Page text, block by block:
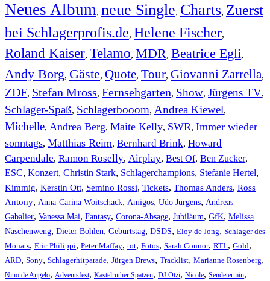
Neues Album, neue Single, Charts, Zuerst
bei Schlagerprofis.de, Helene Fischer,
Roland Kaiser, Telamo, MDR, Beatrice Egli,
Andy Borg, Gäste, Quote, Tour, Giovanni Zarrella,
ZDF, Stefan Mross, Fernsehgarten, Show, Jürgens TV,
Schlager-Spaß, Schlagerbooom, Andrea Kiewel,
Michelle, Andrea Berg, Maite Kelly, SWR, Immer wieder
sonntags, Matthias Reim, Bernhard Brink, Howard
Carpendale, Ramon Roselly, Airplay, Best Of, Ben Zucker,
ESC, Konzert, Christin Stark, Schlagerchampions, Stefanie Hertel,
Kimmig, Kerstin Ott, Semino Rossi, Tickets, Thomas Anders, Ross
Antony, Anna-Carina Woitschack, Amigos, Udo Jürgens, Andreas
Gabalier, Vanessa Mai, Fantasy, Corona-Absage, Jubiläum, GfK, Melissa
Naschenweng, Dieter Bohlen, Geburtstag, DSDS, Eloy de Jong, Schlager des
Monats, Eric Philippi, Peter Maffay, tot, Fotos, Sarah Connor, RTL, Gold,
ARD, Sony, Schlagerhitparade, Jürgen Drews, Tracklist, Marianne Rosenberg,
Nino de Angelo, Adventsfest, Kastelruther Spatzen, DJ Ötzi, Nicole, Sendetermin,